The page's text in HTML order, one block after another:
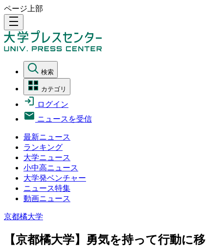
ページ上部
density_medium
検索
カテゴリ
ログイン
ニュースを受信
最新ニュース
ランキング
大学ニュース
小中高ニュース
大学発ベンチャー
ニュース特集
動画ニュース
京都橘大学
【京都橘大学】勇気を持って行動に移